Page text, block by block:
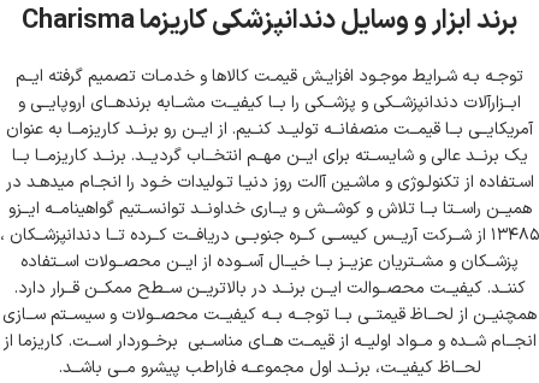
برند ابزار و وسایل دندانپزشکی کاریزما Charisma
توجـه بـه شـرایط موجـود افزایـش قیمـت کالاها و خدمـات تصمیم گرفته ایــم
ابــزارآلات دندانپزشــکی و پزشــکی را بــا کیفیــت مشــابه برندهــای اروپایــی و
آمریکایــی بــا قیمــت منصفانــه تولیــد کنــیم. از ایــن رو برنــد کاریزمــا به عنوان
یک برنــد عالی و شایســته برای ایــن مهــم انتخــاب گردیــد. برنــد کاریزمــا بــا
اسـتفاده از تکنولـوژی و ماشـین آالت روز دنیـا تـولیدات خـود را انجـام میدهـد در
همیــن راســتا بــا تلاش و کوشــش و یــاری خداونــد توانســتیم گواهینامــه ایــزو
۱۳۴۸۵ از شــرکت آریــس کیســی کــره جنوبــی دریافــت کــرده تــا دندانپزشــکان ،
پزشــکان و مشــتریان عزیــز بــا خیــال آســوده از ایــن محصــولات اســتفاده
کننــد. کیفیــت محصــوالت ایــن برنــد در بالاتریــن ســطح ممکــن قــرار دارد.
همچنیــن از لحــاظ قیمتــی بــا توجــه بــه کیفیــت محصــولات و سیســتم ســازی
انجــام شــده و مــواد اولیــه از قیمــت هــای مناســبی برخــوردار اســت. کاریزما از
لحــاظ کیفیــت، برنــد اول مجموعــه فاراطب پیشرو مــی باشــد.